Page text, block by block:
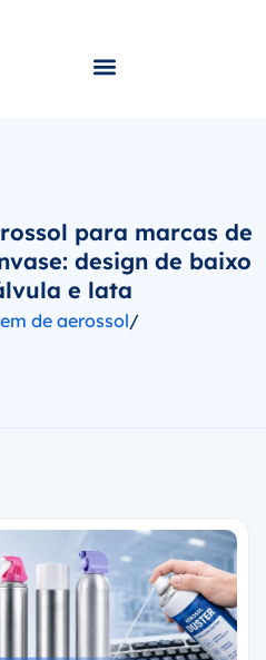
para marcas de
design de baixo
e lata
de aerossol